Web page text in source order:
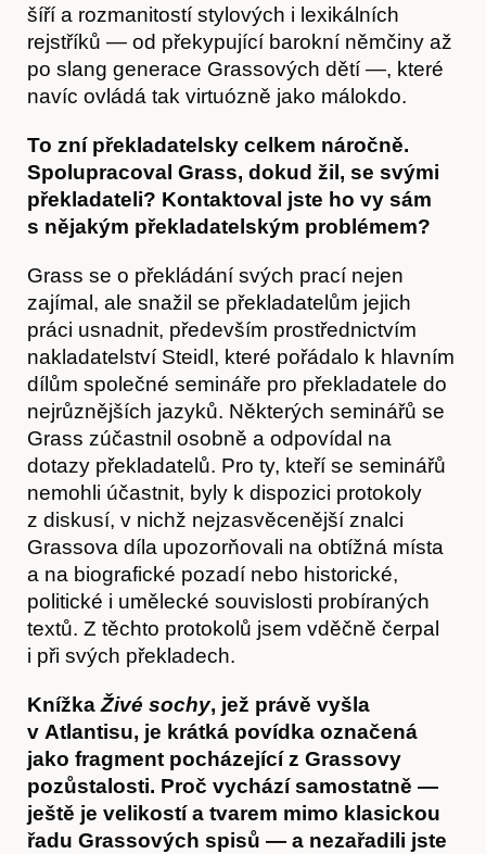
šíří a rozmanitostí stylových i lexikálních
rejstříků — od překypující barokní němčiny až
po slang generace Grassových dětí —, které
navíc ovládá tak virtuózně jako málokdo.
To zní překladatelsky celkem náročně.
Spolupracoval Grass, dokud žil, se svými
překladateli? Kontaktoval jste ho vy sám
s nějakým překladatelským problémem?
Grass se o překládání svých prací nejen
zajímal, ale snažil se překladatelům jejich
práci usnadnit, především prostřednictvím
nakladatelství Steidl, které pořádalo k hlavním
dílům společné semináře pro překladatele do
nejrůznějších jazyků. Některých seminářů se
Grass zúčastnil osobně a odpovídal na
dotazy překladatelů. Pro ty, kteří se seminářů
nemohli účastnit, byly k dispozici protokoly
z diskusí, v nichž nejzasvěcenější znalci
Grassova díla upozorňovali na obtížná místa
a na biografické pozadí nebo historické,
politické i umělecké souvislosti probíraných
textů. Z těchto protokolů jsem vděčně čerpal
i při svých překladech.
KnížkaŽivé sochy, jež právě vyšla
v Atlantisu, je krátká povídka označená
jako fragment pocházející z Grassovy
pozůstalosti. Proč vychází samostatně —
ještě je velikostí a tvarem mimo klasickou
řadu Grassových spisů — a nezařadili jste